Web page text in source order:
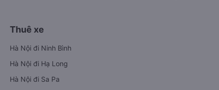
Thuê xe
Hà Nội đi Ninh Bình
Hà Nội đi Hạ Long
Hà Nội đi Sa Pa